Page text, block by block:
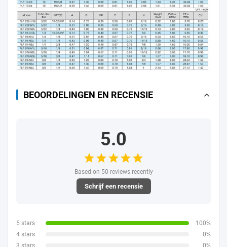
BEOORDELINGEN EN RECENSIE
5.0
Based on 50 reviews recently
Schrijf een recensie
5 stars
100%
4 stars
0%